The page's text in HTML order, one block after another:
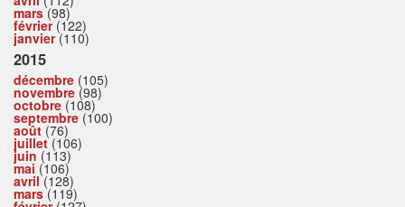
mars(98)
février(122)
janvier(110)
2015
décembre (105)
novembre (98)
octobre (108)
septembre (100)
août (76)
juillet(106)
juin (113)
mai (106)
avril(128)
mars(119)